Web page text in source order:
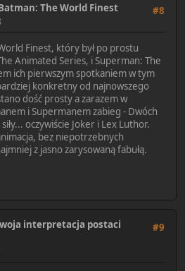
#8
The World Finest
Finest, który był po prostu
Animated Series, i Superman: The
ich pierwszym spotkaniem w tym
konkretny od najnowszego
dość prosty a zarazem w
i Supermanem zabieg - Dwóch
oczywiście Joker i Lex Luthor.
bez niepotrzebnych
z jasno zarysowaną fabułą.
#9
interpretacja postaci